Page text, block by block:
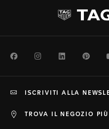
FacebookInstagramLinkedIn
TROVA IL NEGOZIO
ISCRIVITI ALLA